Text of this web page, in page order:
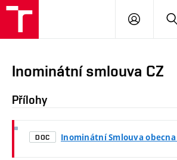
PŘIHLÁSIT
Inominátní smlouva CZ
Přílohy
DOC Inominátní Smlouva